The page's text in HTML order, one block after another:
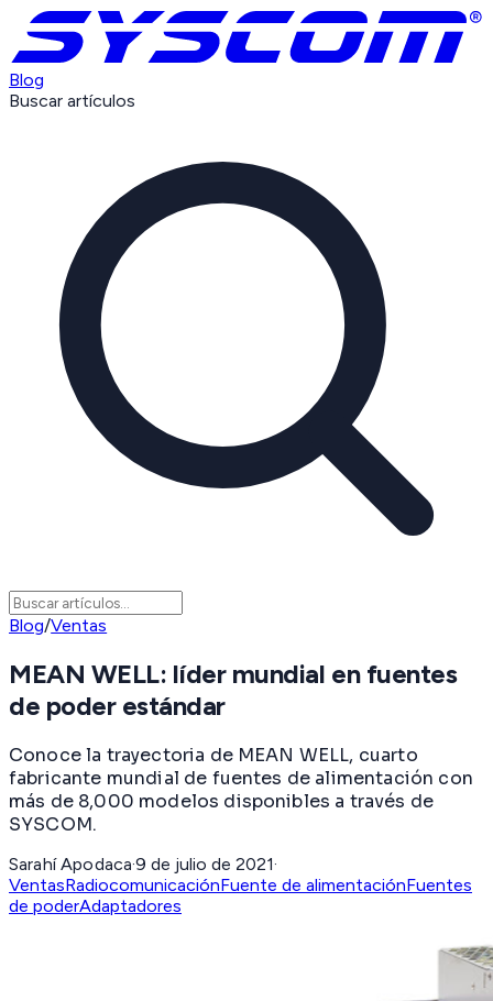
Blog
Buscar artículos
Blog/Ventas
MEAN WELL: líder mundial en fuentes
de poder estándar
Conoce la trayectoria de MEAN WELL, cuarto
fabricante mundial de fuentes de alimentación con
más de 8,000 modelos disponibles a través de
SYSCOM.
Sarahí Apodaca·9 de julio de 2021·
VentasRadiocomunicaciónFuente de alimentaciónFuentes
de poderAdaptadores